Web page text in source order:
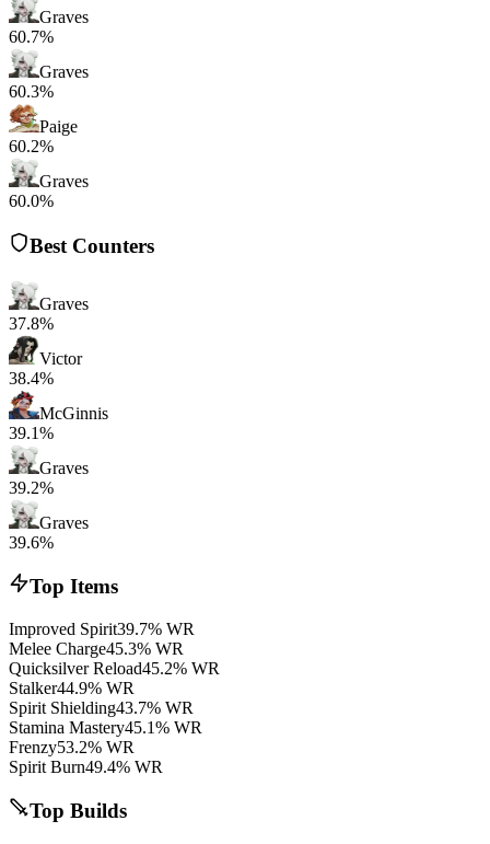
Graves
60.7%
Graves
60.3%
Paige
60.2%
Graves
60.0%
Best Counters
Graves
37.8%
Victor
38.4%
McGinnis
39.1%
Graves
39.2%
Graves
39.6%
Top Items
Improved Spirit39.7% WR
Melee Charge45.3% WR
Quicksilver Reload45.2% WR
Stalker44.9% WR
Spirit Shielding43.7% WR
Stamina Mastery45.1% WR
Frenzy53.2% WR
Spirit Burn49.4% WR
Top Builds